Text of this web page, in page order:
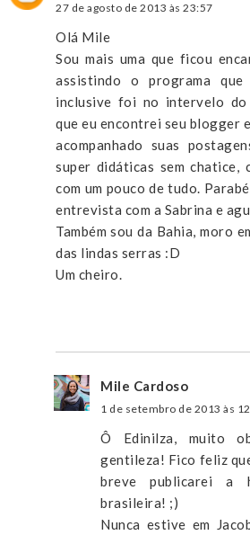
27 de agosto de 2013 às 23:57
Olá Mile
Sou mais uma que ficou
assistindo o programa
inclusive foi no intervelo
que eu encontrei seu blogger
acompanhado suas
super didáticas sem
com um pouco de tudo.
entrevista com a Sabrina e
Também sou da Bahia, moro
das lindas serras :D
Um cheiro.
Mile Cardoso
1 de setembro de 2013 às
Ô Edinilza, muito
gentileza! Fico feliz
breve publicarei a
brasileira! ;)
Nunca estive em